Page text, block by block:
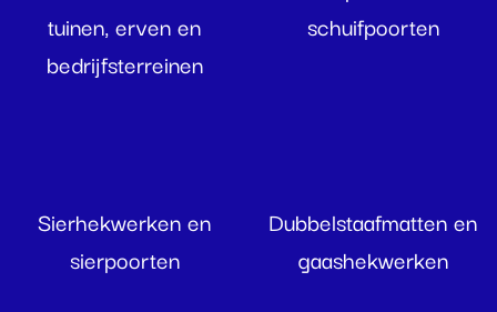
tuinen, erven en
bedrijfsterreinen
schuifpoorten
Sierhekwerken en
sierpoorten
Dubbelstaafmatten en
gaashekwerken